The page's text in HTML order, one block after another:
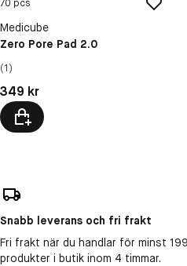
70 pcs
Medicube
Zero Pore Pad 2.0
(1)
Pris: 349 kr
349 kr
Snabb leverans och fri frakt
Fri frakt när du handlar för minst
produkter i butik inom 4 timmar.